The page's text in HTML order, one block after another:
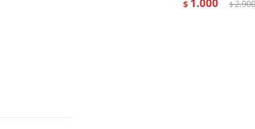
$ $2.900